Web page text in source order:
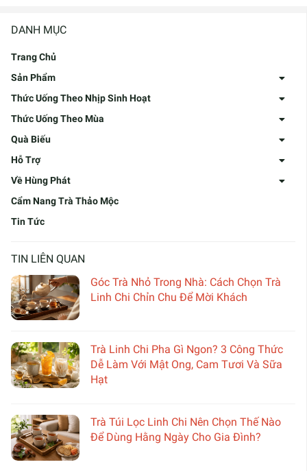
DANH MỤC
Trang Chủ
Sản Phẩm
Thức Uống Theo Nhịp Sinh Hoạt
Thức Uống Theo Mùa
Quà Biếu
Hỗ Trợ
Về Hùng Phát
Cẩm Nang Trà Thảo Mộc
Tin Tức
TIN LIÊN QUAN
Góc Trà Nhỏ Trong Nhà: Cách Chọn Trà
Linh Chi Chỉn Chu Để Mời Khách
Trà Linh Chi Pha Gì Ngon? 3 Công Thức
Dễ Làm Với Mật Ong, Cam Tươi Và Sữa
Hạt
Trà Túi Lọc Linh Chi Nên Chọn Thế Nào
Để Dùng Hằng Ngày Cho Gia Đình?